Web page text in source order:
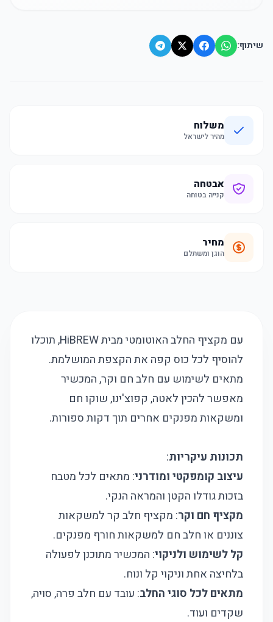
שיתוף:
משלוח
מהיר לישראל
אבטחה
קנייה בטוחה
מחיר
הוגן ומשתלם
עם מקציף החלב האוטומטי מבית HiBREW, תוכלו
להוסיף לכל כוס קפה את הקצפת המושלמת.
מתאים לשימוש עם חלב חם וקר, המכשיר
מאפשר להכין לאטה, קפוצ'ינו, שוקו חם
ומשקאות מפנקים אחרים תוך דקות ספורות.
תכונות עיקריות:
עיצוב קומפקטי ומודרני: מתאים לכל מטבח
בזכות גודלו הקטן והמראה הנקי.
מקציף חם וקר: מקציף חלב קר למשקאות
צוננים או חלב חם למשקאות חורף מפנקים.
קל לשימוש ולניקוי: המכשיר מתוכנן לפעולה
בלחיצה אחת וניקוי קל ונוח.
מתאים לכל סוגי החלב: עובד עם חלב פרה, סויה,
שקדים ועוד.